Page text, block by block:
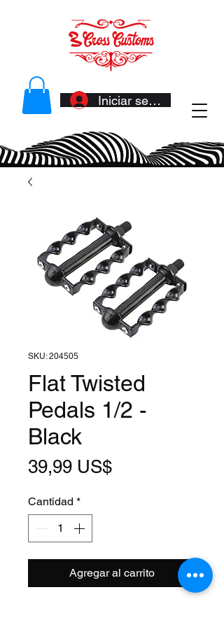
Iniciar sesión
SKU: 204505
Flat Twisted
Pedals 1/2 -
Black
39,99 US$Precio
Cantidad *
Agregar al carrito